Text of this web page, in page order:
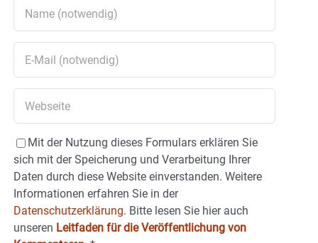
Mit der Nutzung dieses Formulars erklären Sie
sich mit der Speicherung und Verarbeitung Ihrer
Daten durch diese Website einverstanden. Weitere
Informationen erfahren Sie in der
Datenschutzerklärung. Bitte lesen Sie hier auch
unseren Leitfaden für die Veröffentlichung von